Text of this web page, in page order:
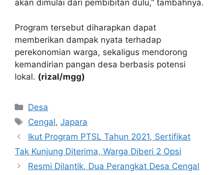
akan dimulai dari pembibitan dulu,” tambahnya.
Program tersebut diharapkan dapat
memberikan dampak nyata terhadap
perekonomian warga, sekaligus mendorong
kemandirian pangan desa berbasis potensi
lokal. (rizal/mgg)
Kategori
Desa
Tag
Cengal,Japara
Ikut Program PTSL Tahun 2021, Sertifikat
Tak Kunjung Diterima, Warga Diberi 2 Opsi
Resmi Dilantik, Dua Perangkat Desa Cengal